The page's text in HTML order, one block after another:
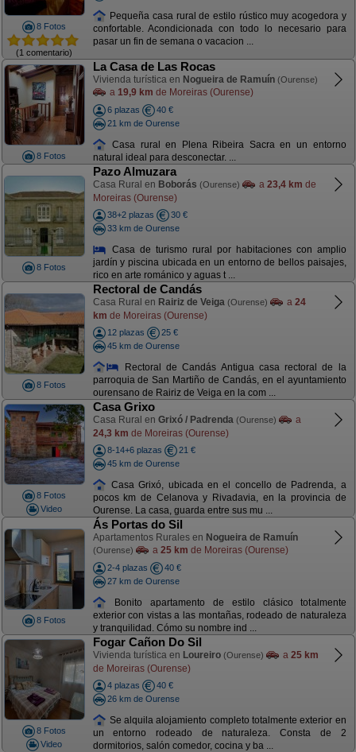
8 Fotos
(1 comentario)
Pequeña casa rural de estilo rústico muy acogedora y
confortable. Acondicionada con todo lo necesario para
pasar un fin de semana o vacacion ...
8 Fotos
La Casa de Las Rocas
Vivienda turística en Nogueira de Ramuín (Ourense)
a 19,9 km de Moreiras (Ourense)
6 plazas
40 €
21 km de Ourense
Casa rural en Plena Ribeira Sacra en un entorno
natural ideal para desconectar. ...
8 Fotos
Pazo Almuzara
Casa Rural en Boborás (Ourense) a 23,4 km de
Moreiras (Ourense)
38+2 plazas
30 €
33 km de Ourense
Casa de turismo rural por habitaciones con amplio
jardín y piscina ubicada en un entorno de bellos paisajes,
rico en arte románico y aguas t ...
8 Fotos
Rectoral de Candás
Casa Rural en Rairiz de Veiga (Ourense) a 24
km de Moreiras (Ourense)
12 plazas
25 €
45 km de Ourense
Rectoral de Candás Antigua casa rectoral de la
parroquia de San Martiño de Candás, en el ayuntamiento
ourensano de Rairiz de Veiga en la com ...
8 Fotos
Video
Casa Grixo
Casa Rural en Grixó / Padrenda (Ourense)
a
24,3 km de Moreiras (Ourense)
8-14+6 plazas
21 €
45 km de Ourense
Casa Grixó, ubicada en el concello de Padrenda, a
pocos km de Celanova y Rivadavia, en la provincia de
Ourense. La casa, guarda entre sus mu ...
8 Fotos
Ás Portas do Sil
Apartamentos Rurales en Nogueira de Ramuín
(Ourense) a 25 km de Moreiras (Ourense)
2-4 plazas
40 €
27 km de Ourense
Bonito apartamento de estilo clásico totalmente
exterior con vistas a las montañas, rodeado de naturaleza
y tranquilidad. Cómo su nombre ind ...
8 Fotos
Video
Fogar Cañon Do Sil
Vivienda turística en Loureiro (Ourense) a 25 km
de Moreiras (Ourense)
4 plazas
40 €
26 km de Ourense
Se alquila alojamiento completo totalmente exterior en
un entorno rodeado de naturaleza. Consta de 2
dormitorios, salón comedor, cocina y ba ...